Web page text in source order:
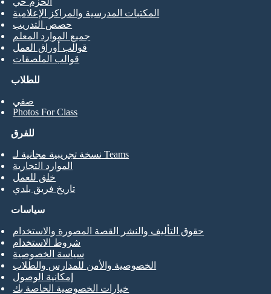
للطلاب
صفي
Photos For Class
المكتبات المدرسية والمراكز الإعلامية
حصص التدريب
جميع الموارد المعلم
قوالب أوراق العمل
قوالب الملصقات
للفرق
نسخة تجريبية مجانية لـ Teams
الموارد التجارية
خلق للعمل
تاريخ فريق بلدي
سياسات
حقوق التأليف والنشر القصة المصورة والاستخدام
شروط الاستخدام
سياسة الخصوصية
الخصوصية والأمن للمدارس والطلاب
إمكانية الوصول
خيارات الخصوصية الخاصة بك